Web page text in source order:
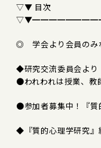
▽▼ 目次
◎ 学会より会員のみ
◆研究交流委員会より
●われわれは授業、教
●参加者募集中！『質
◆『質的心理学研究』